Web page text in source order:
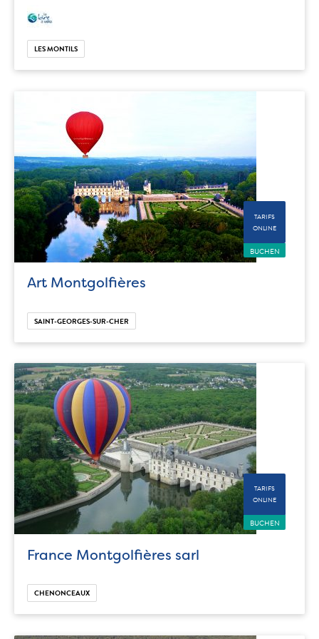
LES MONTILS
TARIFS
ONLINE
BUCHEN
Art Montgolfières
SAINT-GEORGES-SUR-CHER
TARIFS
ONLINE
BUCHEN
France Montgolfières sarl
CHENONCEAUX